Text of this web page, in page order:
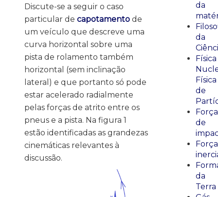
Discute-se a seguir o caso
particular de capotamento de
um veículo que descreve uma
curva horizontal sobre uma
pista de rolamento também
horizontal (sem inclinação
lateral) e que portanto só pode
estar acelerado radialmente
pelas forças de atrito entre os
pneus e a pista. Na figura 1
estão identificadas as grandezas
cinemáticas relevantes à
discussão.
da
da
Física
Física
de
Força
de
da
Terra